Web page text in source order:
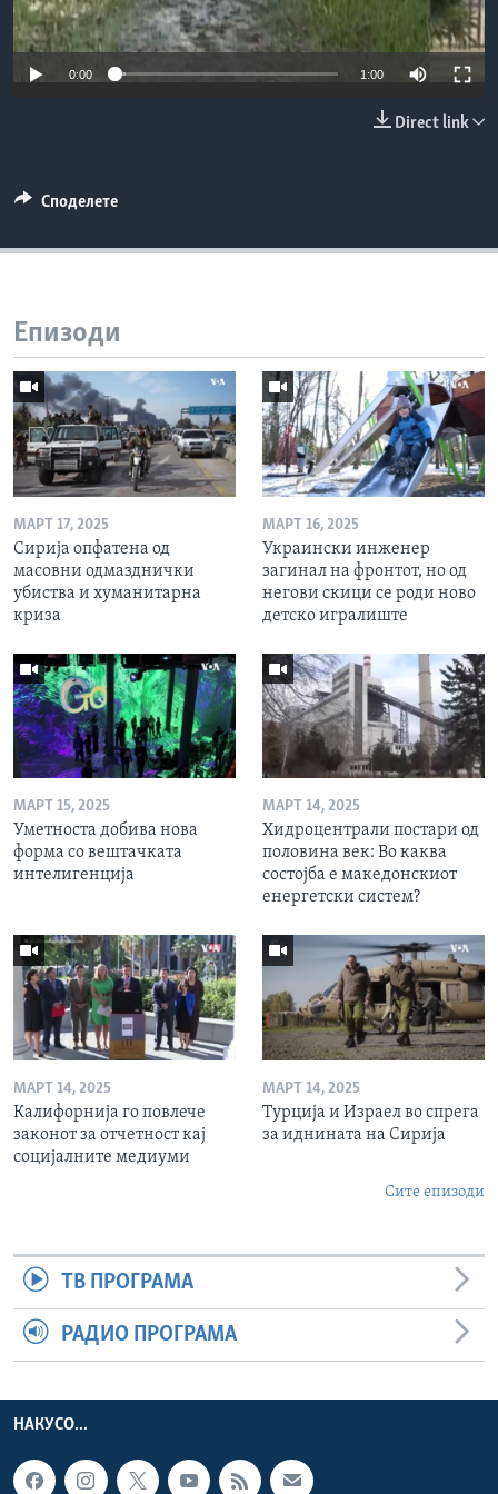
ИНТЕРВЈУА
Јазици
0:00 1:00
Direct link
Споделете
Епизоди
МАРТ 17, 2025
Сирија опфатена од
масовни одмазднички
убиства и хуманитарна
криза
МАРТ 16, 2025
Украински инженер
загинал на фронтот, но од
негови скици се роди ново
детско игралиште
МАРТ 15, 2025
Уметноста добива нова
форма со вештачката
интелигенција
МАРТ 14, 2025
Хидроцентрали постари од
половина век: Во каква
состојба е македонскиот
енергетски систем?
МАРТ 14, 2025
Калифорнија го повлече
законот за отчетност кај
социјалните медиуми
МАРТ 14, 2025
Турција и Израел во спрега
за иднината на Сирија
Сите епизоди
ТВ ПРОГРАМА
РАДИО ПРОГРАМА
НАКУСО...